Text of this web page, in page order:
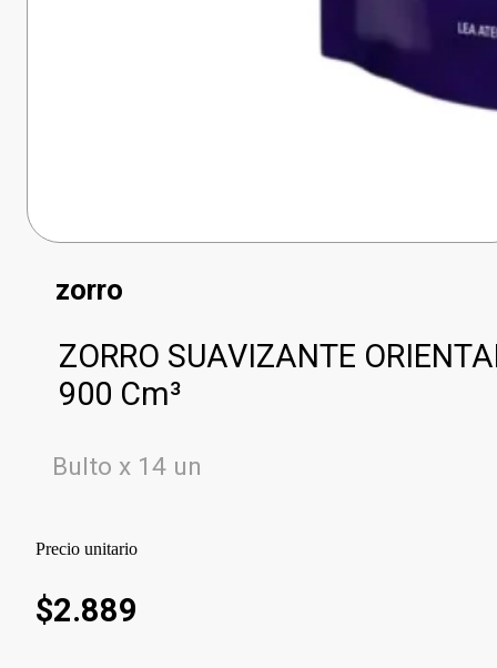
zorro
ZORRO SUAVIZANTE
900 Cm³
Bulto x 14 un
Precio unitario
$2.889